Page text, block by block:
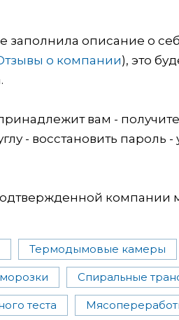
описание о
о компании), это
вам -
- восстановить пароль
компании
Термодымовые камеры
Спиральные
теста